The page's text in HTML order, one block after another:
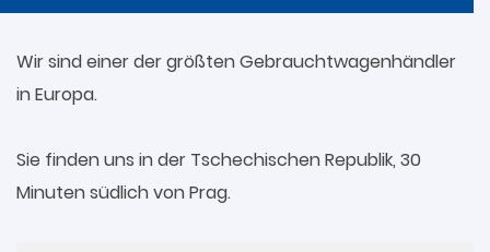
Wir sind einer der größten Gebrauchtwagenhändler
in Europa.
Sie finden uns in der Tschechischen Republik, 30
Minuten südlich von Prag.